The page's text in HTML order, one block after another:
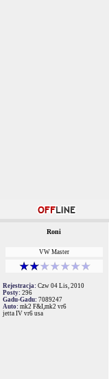
Roni
VW Master
Rejestracja: Czw 04 Lis, 2010
Posty: 296
Gadu-Gadu: 7089247
Auto: mk2 F&I,mk2 vr6
jetta IV vr6 usa